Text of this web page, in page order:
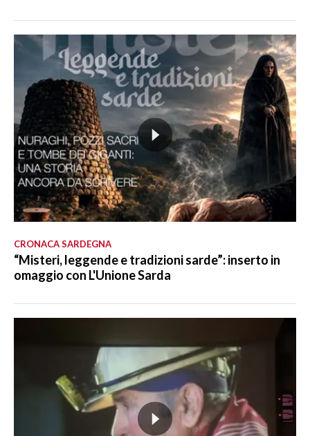
CRONACA SARDEGNA
“Misteri, leggende e tradizioni sarde”: inserto in
omaggio con L'Unione Sarda